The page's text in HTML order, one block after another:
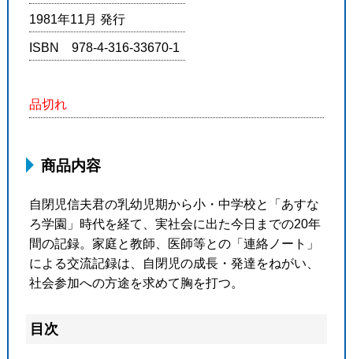
1981年11月 発行
ISBN 978-4-316-33670-1
品切れ
商品内容
自閉児信夫君の乳幼児期から小・中学校と「あすな
ろ学園」時代を経て、実社会に出た今日までの20年
間の記録。家庭と教師、医師等との「連絡ノート」
による交流記録は、自閉児の成長・発達をねがい、
社会参加への方途を求めて胸を打つ。
目次